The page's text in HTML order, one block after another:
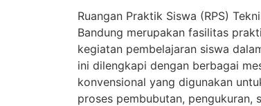
Ruangan Praktik Siswa (RPS)
Bandung merupakan fasilitas
kegiatan pembelajaran siswa
ini dilengkapi dengan berbagai
konvensional yang digunakan
proses pembubutan, pengukuran,